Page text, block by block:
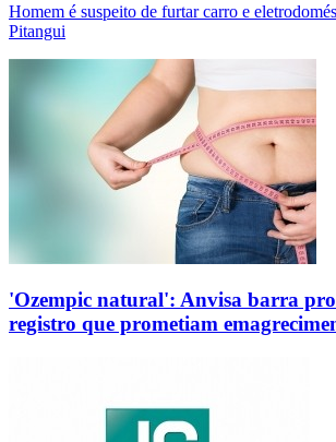
Homem é suspeito de furtar carro e
Pitangui
'Ozempic natural': Anvisa barra
registro que prometiam